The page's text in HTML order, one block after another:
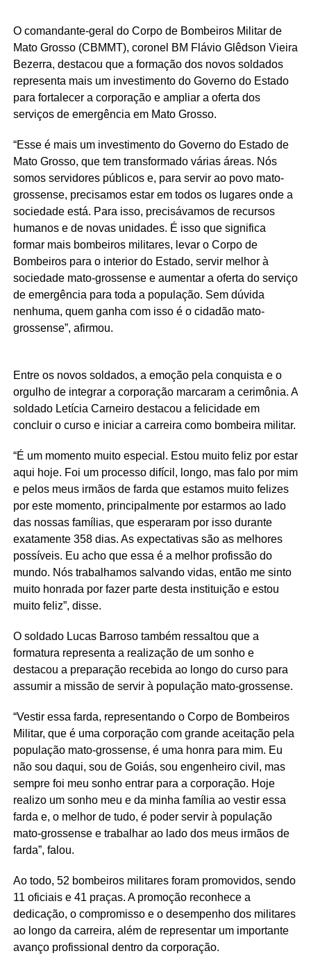
O comandante-geral do Corpo de Bombeiros Militar de
Mato Grosso (CBMMT), coronel BM Flávio Glêdson Vieira
Bezerra, destacou que a formação dos novos soldados
representa mais um investimento do Governo do Estado
para fortalecer a corporação e ampliar a oferta dos
serviços de emergência em Mato Grosso.
“Esse é mais um investimento do Governo do Estado de
Mato Grosso, que tem transformado várias áreas. Nós
somos servidores públicos e, para servir ao povo mato-
grossense, precisamos estar em todos os lugares onde a
sociedade está. Para isso, precisávamos de recursos
humanos e de novas unidades. É isso que significa
formar mais bombeiros militares, levar o Corpo de
Bombeiros para o interior do Estado, servir melhor à
sociedade mato-grossense e aumentar a oferta do serviço
de emergência para toda a população. Sem dúvida
nenhuma, quem ganha com isso é o cidadão mato-
grossense”, afirmou.
Entre os novos soldados, a emoção pela conquista e o
orgulho de integrar a corporação marcaram a cerimônia. A
soldado Letícia Carneiro destacou a felicidade em
concluir o curso e iniciar a carreira como bombeira militar.
“É um momento muito especial. Estou muito feliz por estar
aqui hoje. Foi um processo difícil, longo, mas falo por mim
e pelos meus irmãos de farda que estamos muito felizes
por este momento, principalmente por estarmos ao lado
das nossas famílias, que esperaram por isso durante
exatamente 358 dias. As expectativas são as melhores
possíveis. Eu acho que essa é a melhor profissão do
mundo. Nós trabalhamos salvando vidas, então me sinto
muito honrada por fazer parte desta instituição e estou
muito feliz”, disse.
O soldado Lucas Barroso também ressaltou que a
formatura representa a realização de um sonho e
destacou a preparação recebida ao longo do curso para
assumir a missão de servir à população mato-grossense.
“Vestir essa farda, representando o Corpo de Bombeiros
Militar, que é uma corporação com grande aceitação pela
população mato-grossense, é uma honra para mim. Eu
não sou daqui, sou de Goiás, sou engenheiro civil, mas
sempre foi meu sonho entrar para a corporação. Hoje
realizo um sonho meu e da minha família ao vestir essa
farda e, o melhor de tudo, é poder servir à população
mato-grossense e trabalhar ao lado dos meus irmãos de
farda”, falou.
Ao todo, 52 bombeiros militares foram promovidos, sendo
11 oficiais e 41 praças. A promoção reconhece a
dedicação, o compromisso e o desempenho dos militares
ao longo da carreira, além de representar um importante
avanço profissional dentro da corporação.